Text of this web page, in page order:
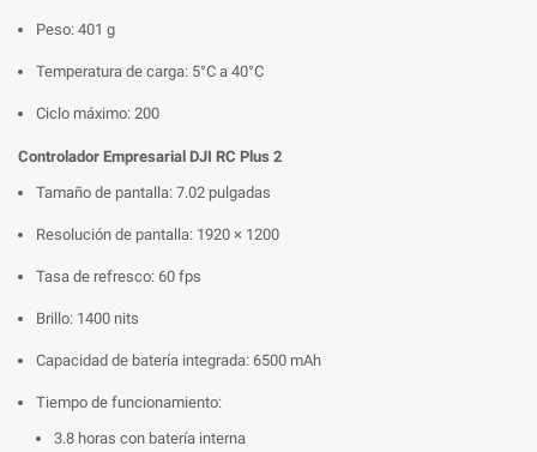
Peso: 401 g
Temperatura de carga: 5°C a 40°C
Ciclo máximo: 200
Controlador Empresarial DJI RC Plus 2
Tamaño de pantalla: 7.02 pulgadas
Resolución de pantalla: 1920 × 1200
Tasa de refresco: 60 fps
Brillo: 1400 nits
Capacidad de batería integrada: 6500 mAh
Tiempo de funcionamiento:
3.8 horas con batería interna